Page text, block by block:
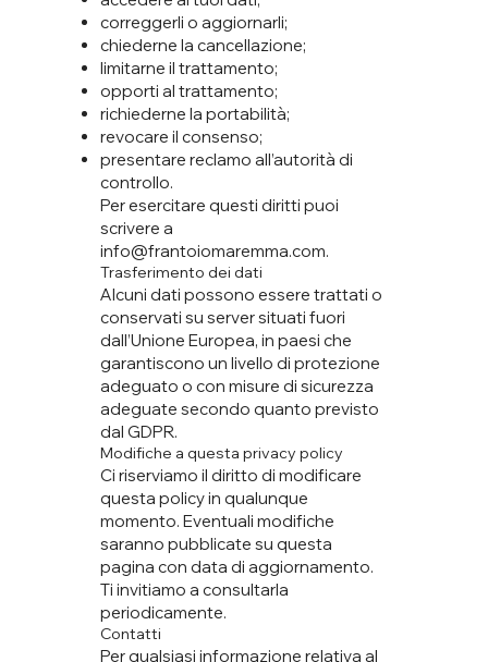
correggerli o aggiornarli;
chiederne la cancellazione;
limitarne il trattamento;
opporti al trattamento;
richiederne la portabilità;
revocare il consenso;
presentare reclamo all’autorità di
controllo.
Per esercitare questi diritti puoi
scrivere a
info@frantoiomaremma.com.
Trasferimento dei dati
Alcuni dati possono essere trattati o
conservati su server situati fuori
dall’Unione Europea, in paesi che
garantiscono un livello di protezione
adeguato o con misure di sicurezza
adeguate secondo quanto previsto
dal GDPR.
Modifiche a questa privacy policy
Ci riserviamo il diritto di modificare
questa policy in qualunque
momento. Eventuali modifiche
saranno pubblicate su questa
pagina con data di aggiornamento.
Ti invitiamo a consultarla
periodicamente.
Contatti
Per qualsiasi informazione relativa al